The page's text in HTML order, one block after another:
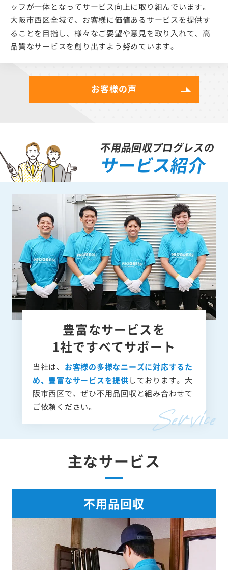
ッフが一体となってサービス向上に取り組んでいます。
大阪市西区全域で、お客様に価値あるサービスを提供す
ることを目指し、様々なご要望や意見を取り入れて、高
品質なサービスを創り出すよう努めています。
お客様の声
不用品回収プログレスの
サービス紹介
豊富なサービスを
1社ですべてサポート
当社は、 お客様の多様なニーズに対応するた
め、豊富なサービスを提供しております。大
阪市西区で、ぜひ不用品回収と組み合わせて
ご依頼ください。
主なサービス
不用品回収